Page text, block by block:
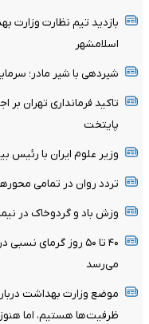
بازدید تیم نظارت وزارت
اسلامشهر
شیردهی با شیر مادر؛
تاکید فرمانداری تهران
پایتخت
وزیر علوم ایران با رئیس
تردد روان در تمامی
وزش باد و گردوخاک در
می‌رسد
ظرفیت‌ها هستیم، اما